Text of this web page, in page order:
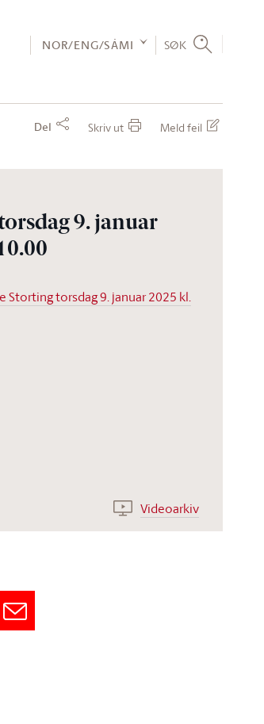
NOR/ENG/SÁMI SØK
Del Skriv ut Meld feil
9. januar
Storting torsdag 9. januar 2025 kl.
Videoarkiv